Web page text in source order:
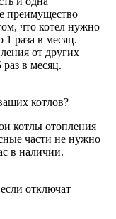
преимущество
что котел нужно
1 раза в месяц.
от других
в месяц.
котлов?
котлы отопления
части не нужно
в наличии.
отключат